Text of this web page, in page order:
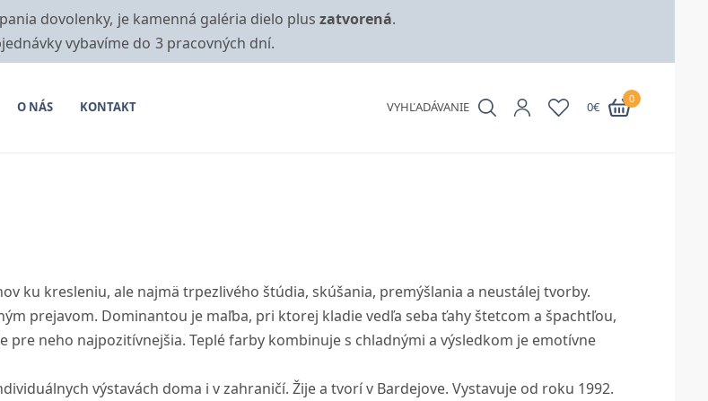
dovolenky, je kamenná galéria dielo plus zatvorená.
vybavíme do 3 pracovných dní.
O NÁS KONTAKT VYHĽADÁVANIE 0€
0
ku kresleniu, ale najmä trpezlivého štúdia, skúšania, premýšlania a neustálej tvorby.
prejavom. Dominantou je maľba, pri ktorej kladie vedľa seba ťahy štetcom a špachtľou,
neho najpozitívnejšia. Teplé farby kombinuje s chladnými a výsledkom je emotívne
výstavách doma i v zahraničí. Žije a tvorí v Bardejove. Vystavuje od roku 1992.